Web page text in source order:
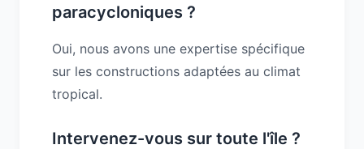
paracycloniques ?
Oui, nous avons une expertise spécifique
sur les constructions adaptées au climat
tropical.
Intervenez-vous sur toute l'île ?